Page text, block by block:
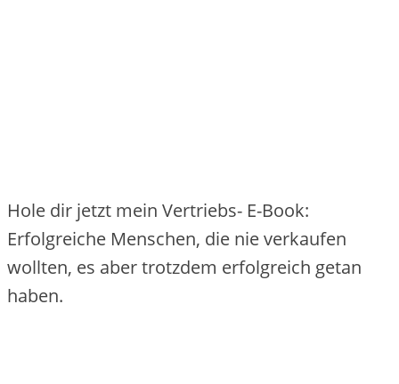
Hole dir jetzt mein Vertriebs- E-Book:
Erfolgreiche Menschen, die nie verkaufen
wollten, es aber trotzdem erfolgreich getan
haben.